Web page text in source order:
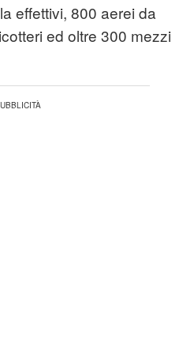
effettivi, 800 aerei da
ed oltre 300 mezzi